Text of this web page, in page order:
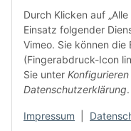
Gesetzliche
Informationen
Durch Klicken auf
Einsatz folgender
Vimeo. Sie können
(Fingerabdruck-Icon
Sie unter Konfigurieren
Datenschutzerklärung.
Impressum